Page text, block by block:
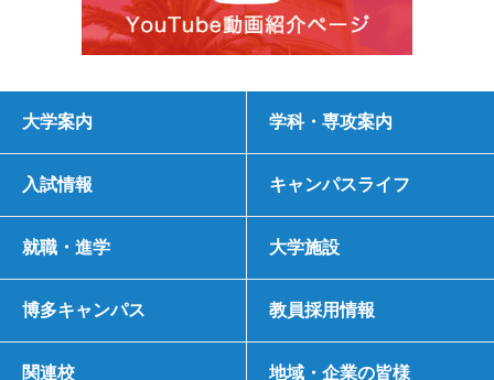
大学案内 学科・専攻案内
入試情報 キャンパスライフ
就職・進学 大学施設
博多キャンパス 教員採用情報
関連校 地域・企業の皆様